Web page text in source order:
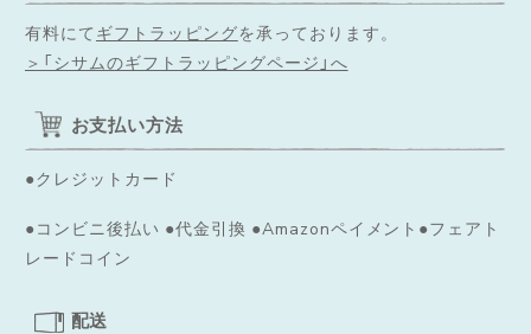
有料にて ギフトラッピングを承っております。
＞「シサムのギフトラッピングページ」へ
お支払い方法
●クレジットカード
●コンビニ後払い ●代金引換 ●Amazonペイメント●フェアト
レードコイン
配送